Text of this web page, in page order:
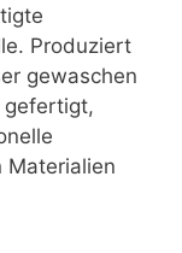
Produziert
gewaschen
gefertigt,
Materialien